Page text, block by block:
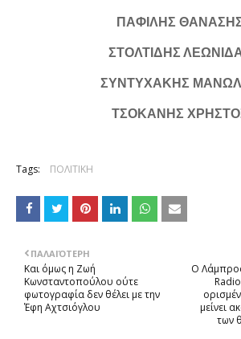
ΠΑΦΙΛΗΣ
ΣΤΟΛΤΙΔΗΣ
ΣΥΝΤΥΧΑΚΗΣ
ΤΣΟΚΑΝΗΣ
Tags: ΠΟΛΙΤΙΚΗ
Ο
μείνει
των
ΠΑΛΑΙΌΤΕΡΗ
Και όμως η Ζωή
Κωνσταντοπούλου ούτε
φωτογραφία δεν θέλει με την
Έφη Αχτσιόγλου